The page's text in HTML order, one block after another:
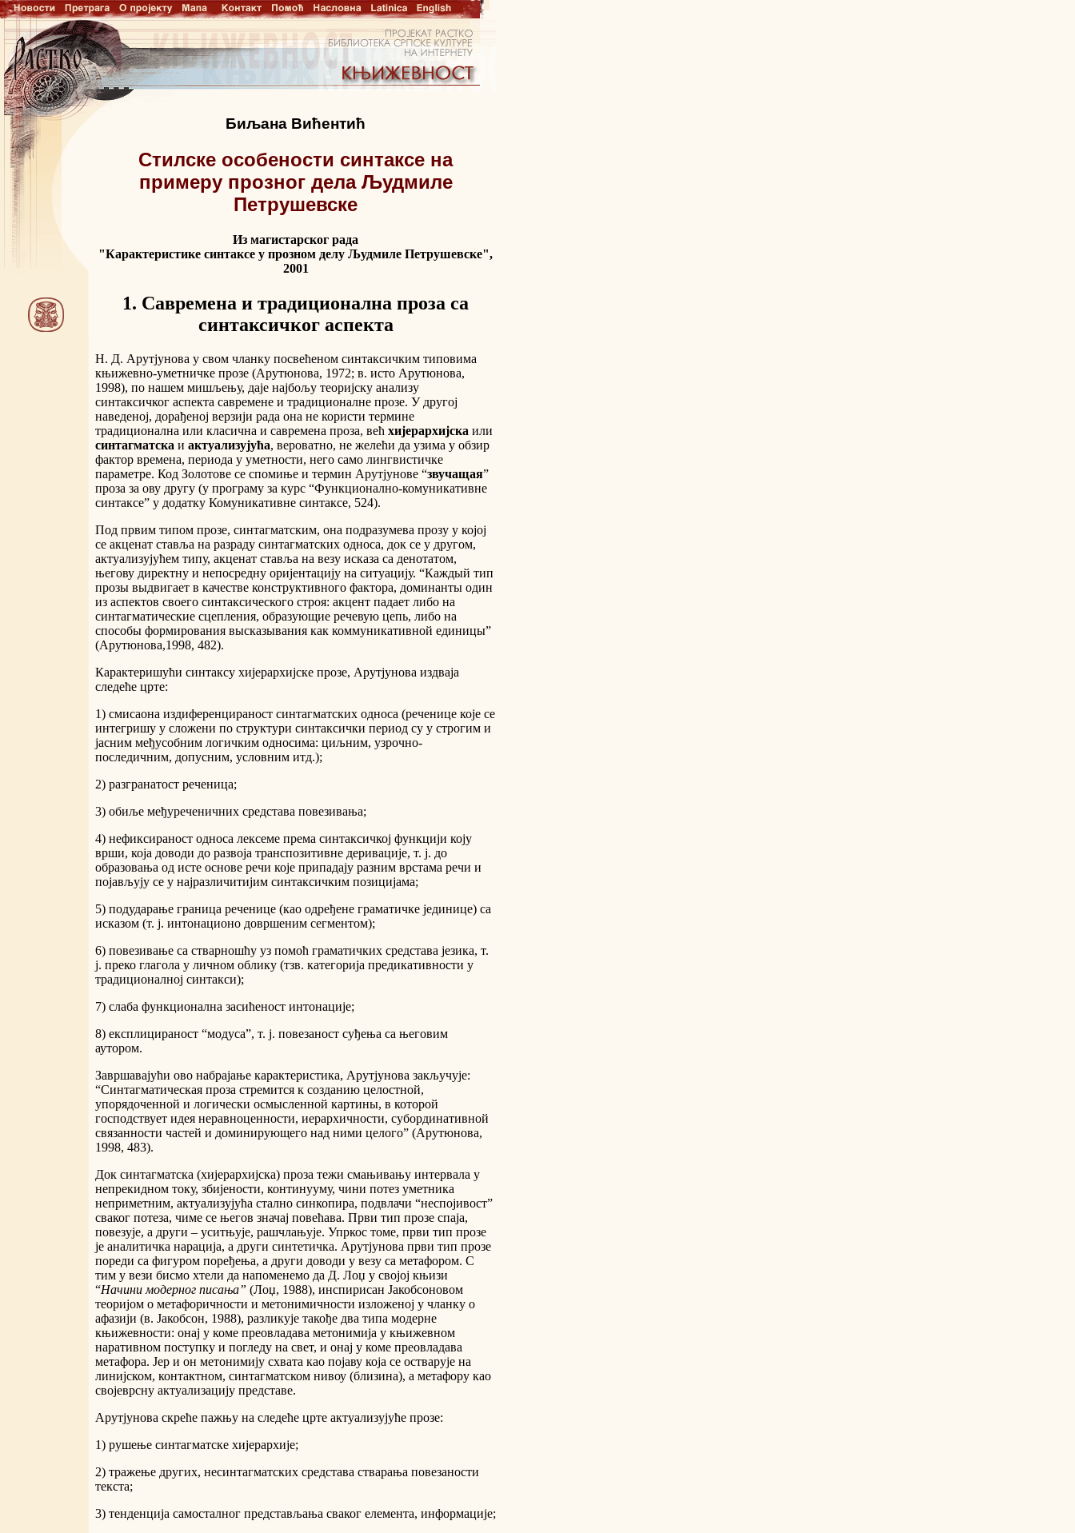
Биљана Вићентић
Стилске особености синтаксе на
примеру прозног дела Људмиле
Петрушевске
Из магистарског рада
"Карактеристике синтаксе у прозном делу Људмиле Петрушевске",
2001
1. Савремена и традиционална проза са
синтаксичког аспекта
Н. Д. Арутјунова у свом чланку посвећеном синтаксичким типовима
књижевно-уметничке прозе (Арутюнова, 1972; в. исто Арутюнова,
1998), по нашем мишљењу, даје најбољу теоријску анализу
синтаксичког аспекта савремене и традиционалне прозе. У другој
наведеној, дорађеној верзији рада она не користи термине
традиционална или класична и савремена проза, већ хијерархијска или
синтагматска и актуализујућа, вероватно, не желећи да узима у обзир
фактор времена, периода у уметности, него само лингвистичке
параметре. Код Золотове се спомиње и термин Арутјунове “звучащая”
проза за ову другу (у програму за курс “Функционално-комуникативне
синтаксе” у додатку Комуникативне синтаксе, 524).
Под првим типом прозе, синтагматским, она подразумева прозу у којој
се акценат ставља на разраду синтагматских односа, док се у другом,
актуализујућем типу, акценат ставља на везу исказа са денотатом,
његову директну и непосредну оријентацију на ситуацију. “Каждый тип
прозы выдвигает в качестве конструктивного фактора, доминанты один
из аспектов своего синтаксического строя: акцент падает либо на
синтагматические сцепления, образующие речевую цепь, либо на
способы формирования высказывания как коммуникативной единицы”
(Арутюнова,1998, 482).
Карактеришући синтаксу хијерархијске прозе, Арутјунова издваја
следеће црте:
1) смисаона издиференцираност синтагматских односа (реченице које се
интегришу у сложени по структури синтаксички период су у строгим и
јасним међусобним логичким односима: циљним, узрочно-
последичним, допусним, условним итд.);
2) разгранатост реченица;
3) обиље међуреченичних средстава повезивања;
4) нефиксираност односа лексеме према синтаксичкој функцији коју
врши, која доводи до развоја транспозитивне деривације, т. ј. до
образовања од исте основе речи које припадају разним врстама речи и
појављују се у најразличитијим синтаксичким позицијама;
5) подударање граница реченице (као одређене граматичке јединице) са
исказом (т. ј. интонационо довршеним сегментом);
6) повезивање са стварношћу уз помоћ граматичких средстава језика, т.
ј. преко глагола у личном облику (тзв. категорија предикативности у
традиционалној синтакси);
7) слаба функционална засићеност интонације;
8) експлицираност “модуса”, т. ј. повезаност суђења са његовим
аутором.
Завршавајући ово набрајање карактеристика, Арутјунова закључује:
“Синтагматическая проза стремится к созданию целостной,
упорядоченной и логически осмысленной картины, в которой
господствует идея неравноценности, иерархичности, субординативной
связанности частей и доминирующего над ними целого” (Арутюнова,
1998, 483).
Док синтагматска (хијерархијска) проза тежи смањивању интервала у
непрекидном току, збијености, континууму, чини потез уметника
неприметним, актуализујућа стално синкопира, подвлачи “неспојивост”
сваког потеза, чиме се његов значај повећава. Први тип прозе спаја,
повезује, а други – уситњује, рашчлањује. Упркос томе, први тип прозе
је аналитичка нарација, а други синтетичка. Арутјунова први тип прозе
пореди са фигуром поређења, а други доводи у везу са метафором. С
тим у вези бисмо хтели да напоменемо да Д. Лоџ у својој књизи
“Начини модерног писања” (Лоџ, 1988), инспирисан Јакобсоновом
теоријом о метафоричности и метонимичности изложеној у чланку о
афазији (в. Јакобсон, 1988), разликује такође два типа модерне
књижевности: онај у коме преовладава метонимија у књижевном
наративном поступку и погледу на свет, и онај у коме преовладава
метафора. Јер и он метонимију схвата као појаву која се остварује на
линијском, контактном, синтагматском нивоу (близина), а метафору као
својеврсну актуализацију представе.
Арутјунова скреће пажњу на следеће црте актуализујуће прозе:
1) рушење синтагматске хијерархије;
2) тражење других, несинтагматских средстава стварања повезаности
текста;
3) тенденција самосталног представљања сваког елемента, информације;